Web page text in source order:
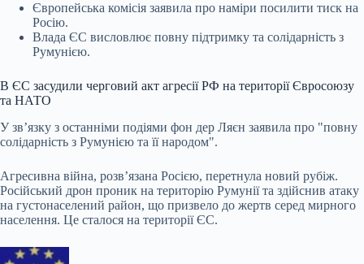
Європейська комісія заявила про наміри посилити тиск на
Росію.
Влада ЄС висловлює повну підтримку та солідарність з
Румунією.
В ЄС засудили черговий акт агресії РФ на території Євросоюзу
та НАТО
У зв’язку з останніми подіями фон дер Ляєн заявила про "повну
солідарність з Румунією та її народом".
Агресивна війна, розв’язана Росією, перетнула новий рубіж.
Російський дрон проник на територію Румунії та здійснив атаку
на густонаселений район, що призвело до жертв серед мирного
населення. Це сталося на території ЄС.